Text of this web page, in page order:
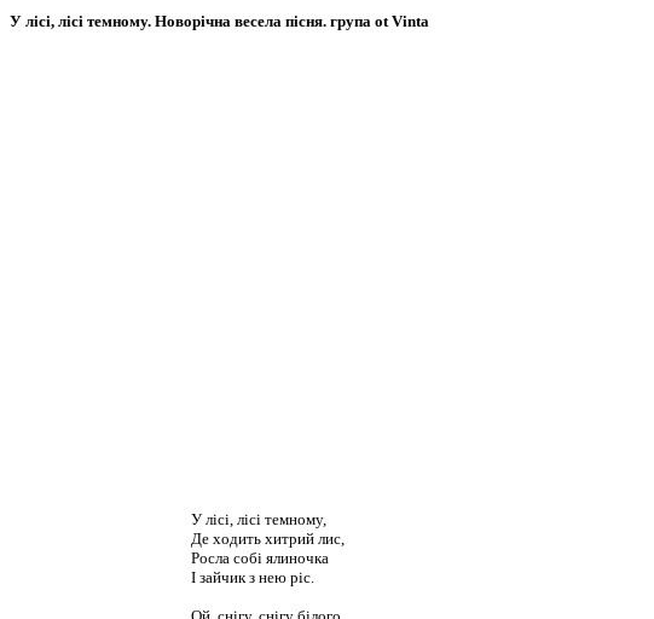
У лісі, лісі темному. Новорічна весела пісня. група ot Vinta
У лісі, лісі темному,
Де ходить хитрий лис,
Росла собі ялиночка
І зайчик з нею ріс.